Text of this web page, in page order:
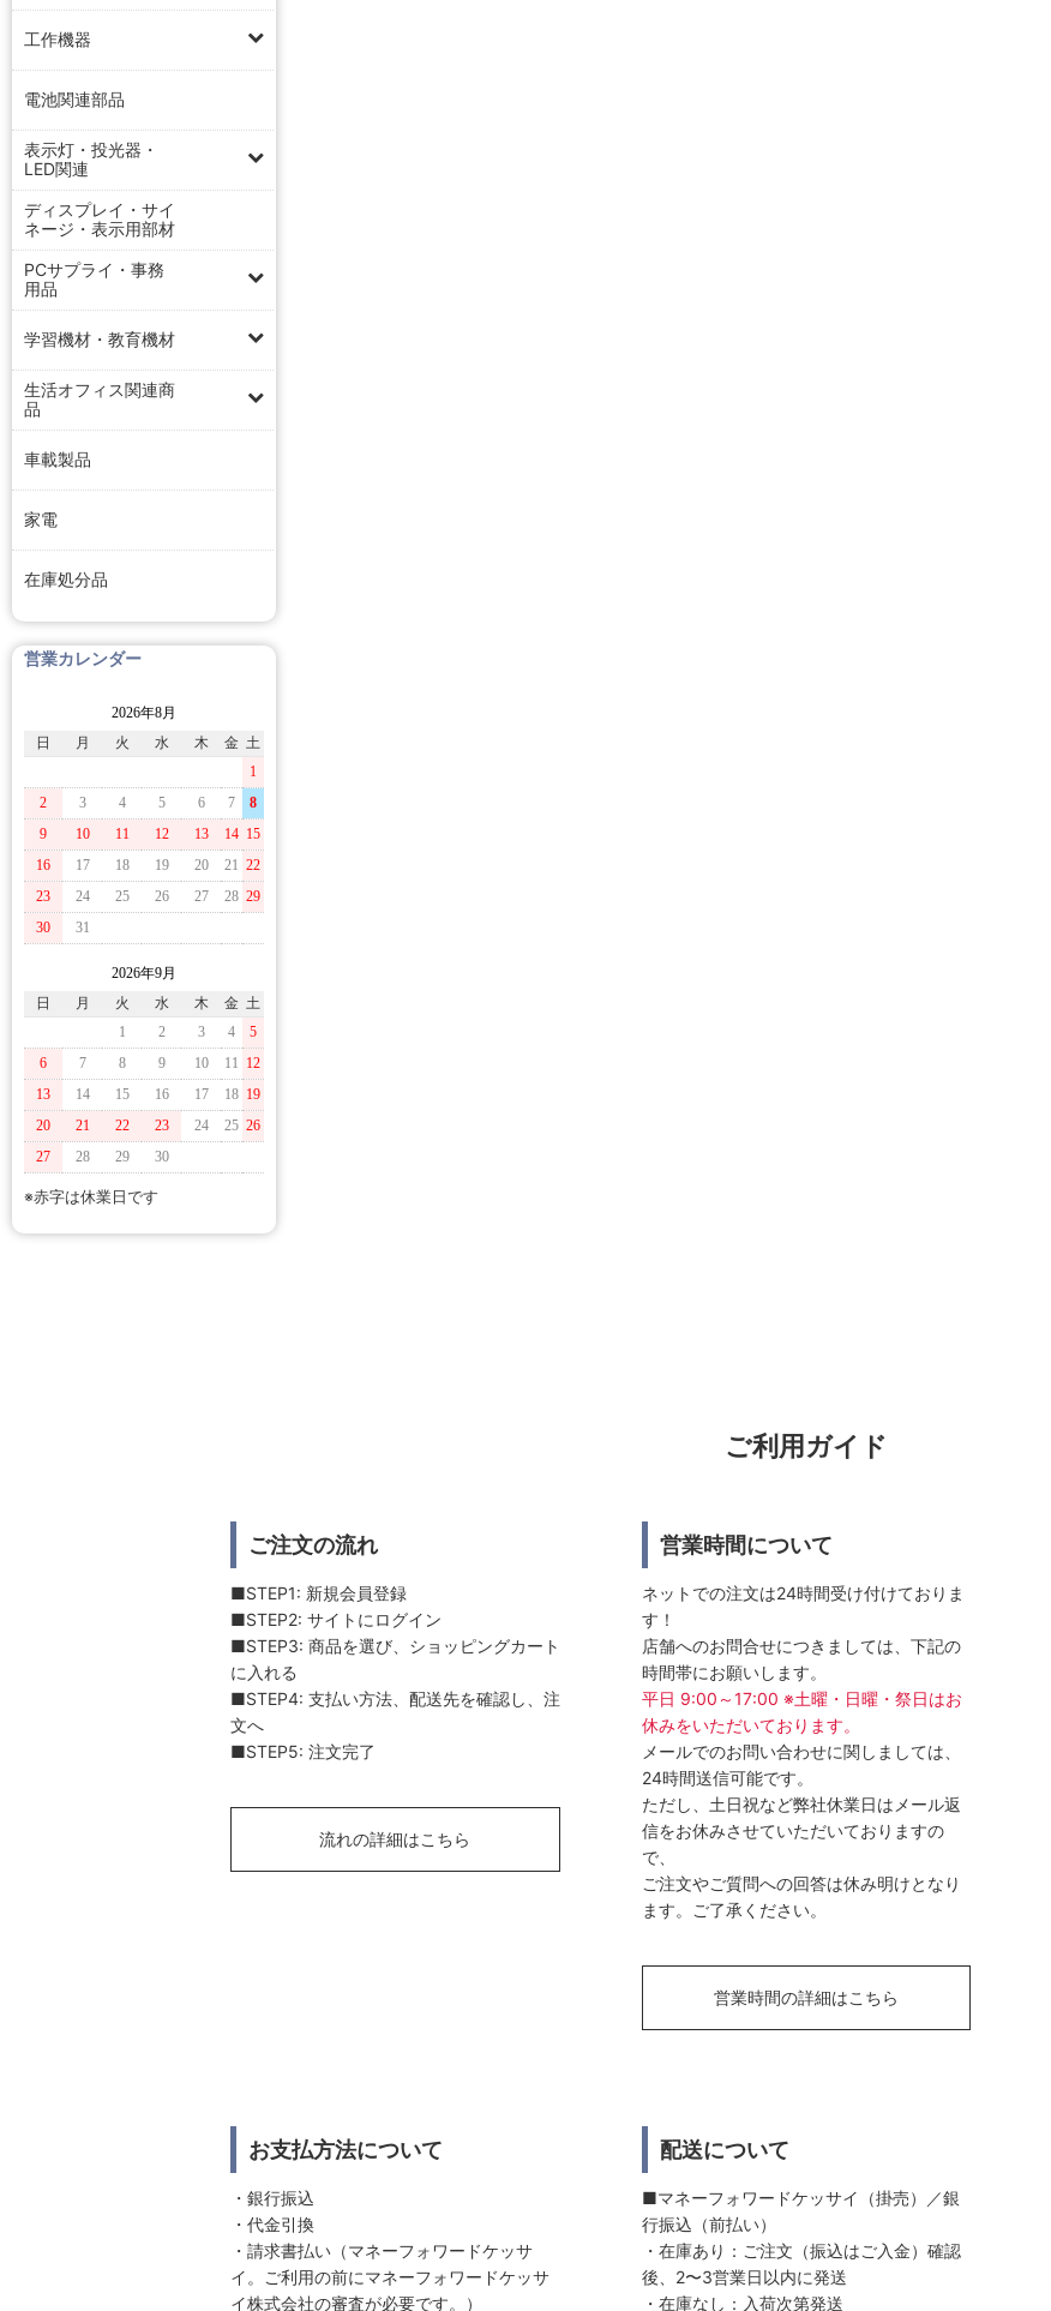
工作機器
電池関連部品
表示灯・投光器・
LED関連
ディスプレイ・サイ
ネージ・表示用部材
PCサプライ・事務
用品
学習機材・教育機材
生活オフィス関連商
品
車載製品
家電
在庫処分品
営業カレンダー
2026年8月
日
月 火 水 木 金 土
1
2
3 4 5 6 7
8
9
10 11 12 13 14 15
16
17 18 19 20 21 22
23
24 25 26 27 28 29
30
31
2026年9月
日
月 火 水 木 金 土
1
2 3 4
5
6
7 8 9 10 11 12
13
14 15 16 17 18 19
20
21 22 23 24 25 26
27
28 29 30
※赤字は休業日です
ご利用ガイド
ご注文の流れ
■STEP1: 新規会員登録
■STEP2: サイトにログイン
■STEP3: 商品を選び、ショッピングカート
に入れる
■STEP4: 支払い方法、配送先を確認し、注
文へ
■STEP5: 注文完了
流れの詳細はこちら
営業時間について
ネットでの注文は24時間受け付けておりま
す！
店舗へのお問合せにつきましては、下記の
時間帯にお願いします。
平日 9:00～17:00 ※土曜・日曜・祭日はお
休みをいただいております。
メールでのお問い合わせに関しましては、
24時間送信可能です。
ただし、土日祝など弊社休業日はメール返
信をお休みさせていただいておりますの
で、
ご注文やご質問への回答は休み明けとなり
ます。ご了承ください。
営業時間の詳細はこちら
お支払方法について
・銀行振込
・代金引換
・請求書払い（マネーフォワードケッサ
イ。ご利用の前にマネーフォワードケッサ
イ株式会社の審査が必要です。）
配送について
■マネーフォワードケッサイ（掛売）／銀
行振込（前払い）
・在庫あり：ご注文（振込はご入金）確認
後、2〜3営業日以内に発送
・在庫なし：入荷次第発送